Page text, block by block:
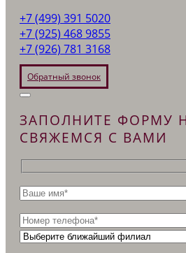
+7 (499) 391 5020
+7 (925) 468 9855
+7 (926) 781 3168
Обратный звонок
ЗАПОЛНИТЕ ФОРМУ
СВЯЖЕМСЯ С ВАМИ